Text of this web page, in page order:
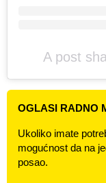
A post
OGLASI RADNO
Ukoliko imate
mogućnost da na
posao.